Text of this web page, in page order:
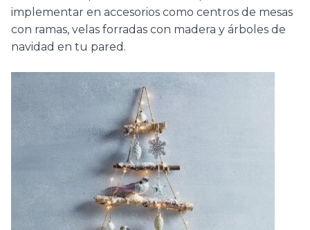
implementar en accesorios como centros de mesas
con ramas, velas forradas con madera y árboles de
navidad en tu pared.